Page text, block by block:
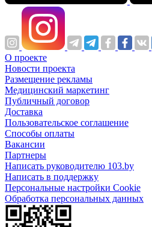
О проекте
Новости проекта
Размещение рекламы
Медицинский маркетинг
Публичный договор
Доставка
Пользовательское соглашение
Способы оплаты
Вакансии
Партнеры
Написать руководителю 103.by
Написать в поддержку
Персональные настройки Cookie
Обработка персональных данных